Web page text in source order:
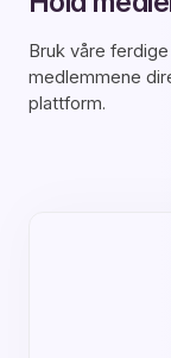
Bruk våre
medlemmene
plattform.